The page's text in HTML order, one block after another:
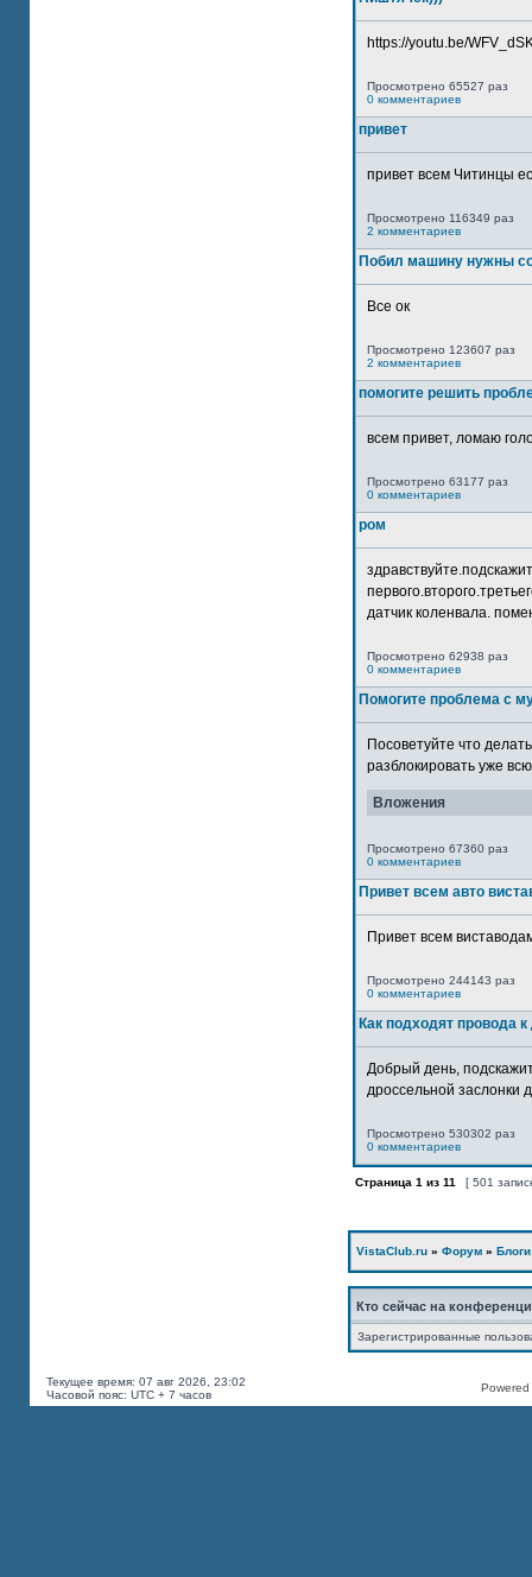
https://youtu.be/
Просмотрено 65527 раз
0 комментариев
привет
привет всем Читинцы
Просмотрено 116349 раз
2 комментариев
Побил машину нужны
Все ок
Просмотрено 123607 раз
2 комментариев
помогите решить
всем привет, ломаю
Просмотрено 63177 раз
0 комментариев
ром
датчик коленвала.
Просмотрено 62938 раз
0 комментариев
Помогите проблема с
Посоветуйте что
разблокировать уже
Вложения
Просмотрено 67360 раз
0 комментариев
Привет всем авто
Привет всем
Просмотрено 244143 раз
0 комментариев
Как подходят провода
Добрый день,
дроссельной заслонки
Просмотрено 530302 раз
0 комментариев
Страница 1 из 11 [ 501
VistaClub.ru » Форум » Блоги
Кто сейчас на
Зарегистрированные
Текущее время: 07 авг 2026, 23:02
Часовой пояс: UTC + 7 часов